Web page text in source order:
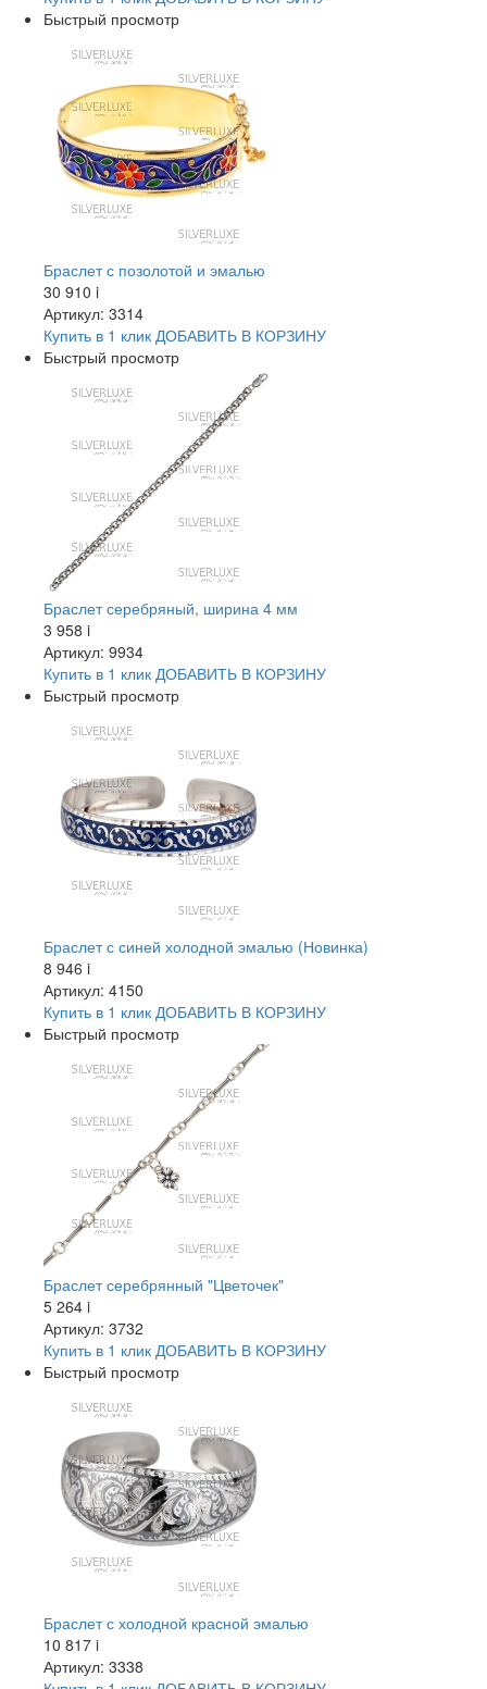
Быстрый просмотр
Браслет с позолотой и эмалью
30 910 i
Артикул: 3314
Купить в 1 клик ДОБАВИТЬ В КОРЗИНУ
Быстрый просмотр
Браслет серебряный, ширина 4 мм
3 958 i
Артикул: 9934
Купить в 1 клик ДОБАВИТЬ В КОРЗИНУ
Быстрый просмотр
Браслет с синей холодной эмалью (Новинка)
8 946 i
Артикул: 4150
Купить в 1 клик ДОБАВИТЬ В КОРЗИНУ
Быстрый просмотр
Браслет серебрянный "Цветочек"
5 264 i
Артикул: 3732
Купить в 1 клик ДОБАВИТЬ В КОРЗИНУ
Быстрый просмотр
Браслет с холодной красной эмалью
10 817 i
Артикул: 3338